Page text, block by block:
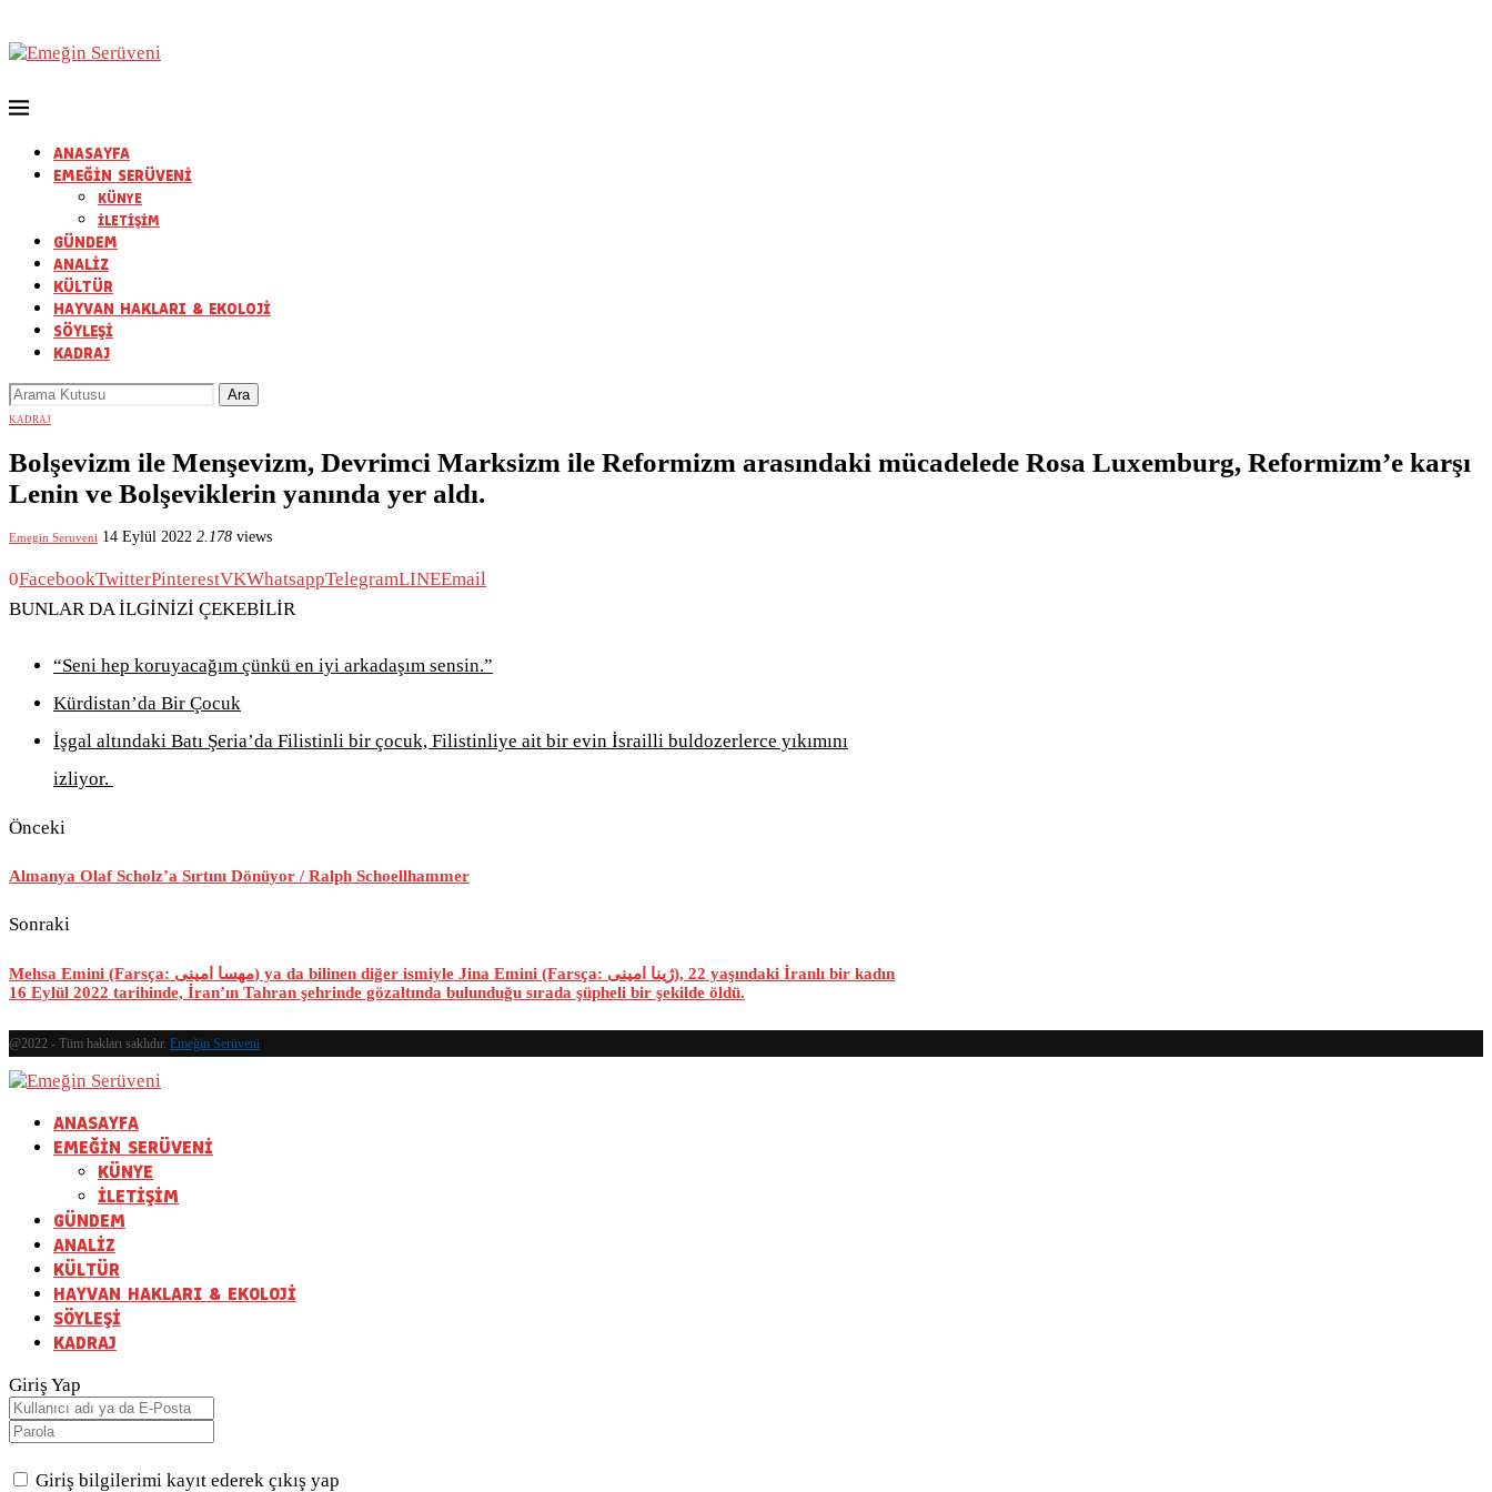
ANASAYFA
EMEĞİN SERÜVENİ
KÜNYE
İLETİŞİM
GÜNDEM
ANALİZ
KÜLTÜR
HAYVAN HAKLARI & EKOLOJİ
SÖYLEŞİ
KADRAJ
KADRAJ
Bolşevizm ile Menşevizm, Devrimci Marksizm ile Reformizm arasındaki mücadelede Rosa Luxemburg, Reformizm’e karşı
Lenin ve Bolşeviklerin yanında yer aldı.
Emegin Seruveni 14 Eylül 2022 2.178 views
0FacebookTwitterPinterestVKWhatsappTelegramLINEEmail
BUNLAR DA İLGİNİZİ ÇEKEBİLİR
“Seni hep koruyacağım çünkü en iyi arkadaşım sensin.”
Kürdistan’da Bir Çocuk
İşgal altındaki Batı Şeria’da Filistinli bir çocuk, Filistinliye ait bir evin İsrailli buldozerlerce yıkımını
izliyor.
Önceki
Almanya Olaf Scholz’a Sırtını Dönüyor / Ralph Schoellhammer
Sonraki
Mehsa Emini (Farsça: مهسا امینی) ya da bilinen diğer ismiyle Jina Emini (Farsça: ژینا امینی), 22 yaşındaki İranlı bir kadın
16 Eylül 2022 tarihinde, İran’ın Tahran şehrinde gözaltında bulunduğu sırada şüpheli bir şekilde öldü.
@2022 - Tüm hakları saklıdır. Emeğin Serüveni
ANASAYFA
EMEĞİN SERÜVENİ
KÜNYE
İLETİŞİM
GÜNDEM
ANALİZ
KÜLTÜR
HAYVAN HAKLARI & EKOLOJİ
SÖYLEŞİ
KADRAJ
Giriş Yap
Giriş bilgilerimi kayıt ederek çıkış yap